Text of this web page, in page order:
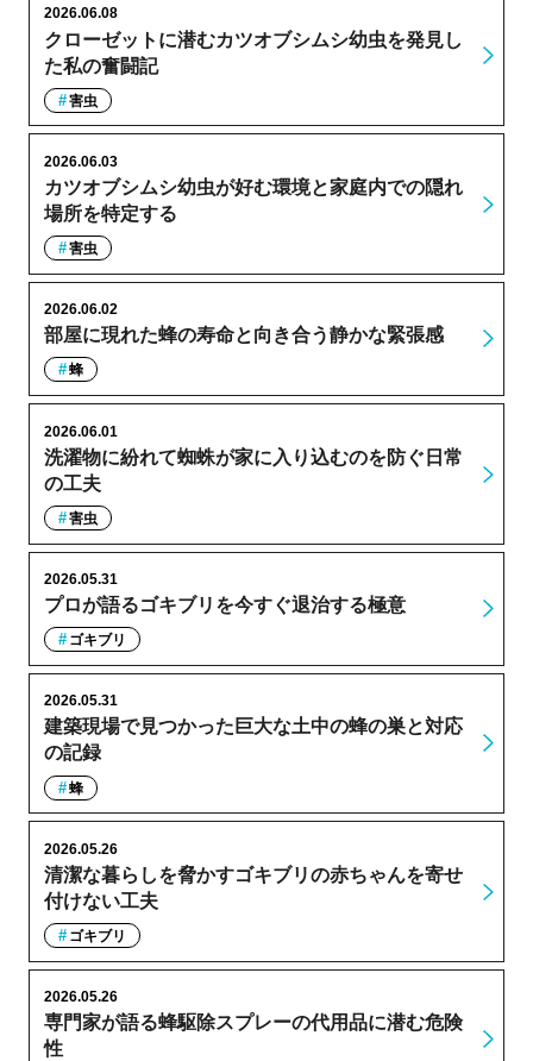
クローゼットに潜むカツオブシムシ幼虫を発見し
た私の奮闘記
2026.06.08
害虫
カツオブシムシ幼虫が好む環境と家庭内での隠れ
場所を特定する
2026.06.03
害虫
部屋に現れた蜂の寿命と向き合う静かな緊張感
2026.06.02
蜂
洗濯物に紛れて蜘蛛が家に入り込むのを防ぐ日常
の工夫
2026.06.01
害虫
プロが語るゴキブリを今すぐ退治する極意
2026.05.31
ゴキブリ
建築現場で見つかった巨大な土中の蜂の巣と対応
の記録
2026.05.31
蜂
清潔な暮らしを脅かすゴキブリの赤ちゃんを寄せ
付けない工夫
2026.05.26
ゴキブリ
専門家が語る蜂駆除スプレーの代用品に潜む危険
性
2026.05.26